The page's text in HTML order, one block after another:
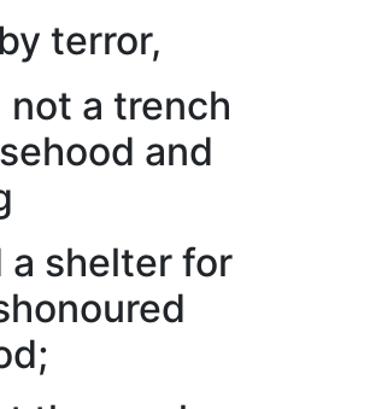
terror,
not a trench
and
a shelter for